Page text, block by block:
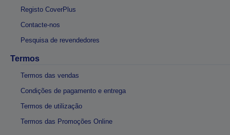
Registo CoverPlus
Contacte-nos
Pesquisa de revendedores
Termos
Termos das vendas
Condições de pagamento e entrega
Termos de utilização
Termos das Promoções Online